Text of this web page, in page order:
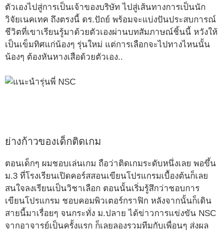
ตัวเองไปสู่การเป็นเจ้าของบริษัท ไปสู่เส้นทางการเป็นนัก
วิจัยเนคเทค ถึงตรงนี้ ดร.ปัถย์ พร้อมจะแบ่งปันประสบการณ์
ชีวิตที่เขาเรียนรู้มาด้วยตัวเองผ่านบทสัมภาษณ์ชิ้นนี้ หวังให้
เป็นเข็มทิศแก่น้องๆ รุ่นใหม่ แต่การเลือกจะไปทางไหนนั้น
น้องๆ ต้องหันหางเสือด้วยตัวเอง..
ย่างก้าวของเด็กติดเกม
ตอนเด็กๆ ผมชอบเล่นเกม ถือว่าติดเกมระดับหนึ่งเลย พอขึ้น
ม.3 ที่โรงเรียนเปิดคอร์สสอนเขียนโปรแกรมเบื้องต้นก็เลย
สนใจลงเรียนเป็นวิชาเลือก ตอนนั้นเริ่มรู้สึกว่าชอบการ
เขียนโปรแกรม ชอบคอมพิวเตอร์กราฟิก หลังจากนั้นก็เดิน
สายนี้มาเรื่อยๆ จนกระทั่ง ม.ปลาย ได้ข่าวการแข่งขัน NSC
จากอาจารย์เป็นครั้งแรก ก็เลยลองรวมทีมกับเพื่อนๆ ส่งผล